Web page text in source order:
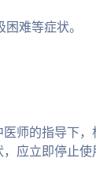
难等症状。
师的指导下
应立即停止